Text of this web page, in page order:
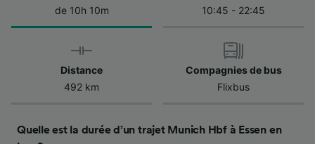
de 10h 10m
10:45 - 22:45
Distance
492 km
Compagnies de bus
Flixbus
Quelle est la durée d’un trajet Munich Hbf à Essen en
Nos équipes ainsi que nos partenaires
externes, traitent des données selon les
Utiliser des données de géolocalisation
précises. Analyser activement les
caractéristiques de l’appareil pour
contenu personnalisés, mesure de